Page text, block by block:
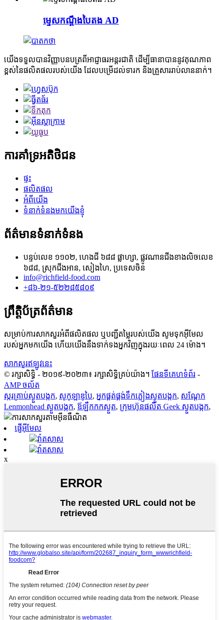
ម្ទេសកណ្ដឹងបៃតង AD
យើងទទួលបានវិញ្ញាបនបត្រពីអាជ្ញាធរអន្តរជាតិ ដើម្បីធានាបាននូវគុណភាព
ខ្ពស់នៃផលិតផលរបស់យើង ដែលបម្រើដល់ទារក និងគ្រួសាររាប់លាននាក់។
ការគាំទ្រអតិថិជន
ផ្ទះ
ផលិតផល
អំពីយើង
ទំនាក់ទំនងមកយើងខ្ញុំ
ព័ត៌មានទំនាក់ទំនង
បន្ទប់លេខ ១១០២, ហេងជី ៦៨៨ ផ្លាហ្សា, ផ្លូវណានជីងខាងលិចលេខ
៦៨៨, ស្រុកជីងអាន, សៀងហៃ, ប្រទេសចិន
info@richfield-food.com
+៨៦-២១-៥២២៨៥៨០៩
ព្រឹត្តិប័ត្រព័ត៌មាន
សម្រាប់ការសាកសួរអំពីផលិតផល ឬបញ្ជីតម្លៃរបស់យើង សូមទុកអ៊ីមែល
របស់អ្នកមកយើង ហើយយើងនឹងទាក់ទងអ្នកវិញក្នុងរយៈពេល 24 ម៉ោង។
សាកសួរឥឡូវនេះ
© រក្សាសិទ្ធិ - ២០១៩-២០២៣៖ រក្សាសិទ្ធិគ្រប់យ៉ាង។ ផែនទីគេហទំព័រ -
AMP ចល័ត
ស្ករគ្រាប់ស្ងួតបង្កក, សូកូឡាឌូបៃ, អ្នកផ្គត់ផ្គង់ទឹកភ្លៀងស្ងួតបង្កក, សណ្តែក
Lenmonhead ស្ងួតបង្កក, ឪឡឹកកកស្ងួត, ក្រុមហ៊ុនផលិត Geek ស្ងួតបង្កក,
ផ្ញើអ៊ីមែល
វ៉ាតសាស
វ៉ាតសាស
x